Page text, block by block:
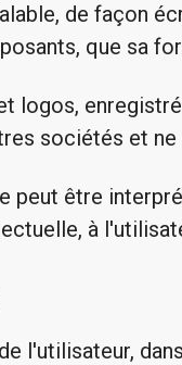
de façon
que sa
logos,
sociétés et
peut être
à
l'utilisateur,